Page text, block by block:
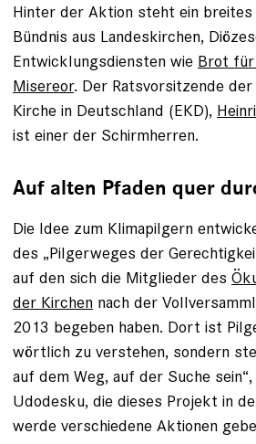
Hinter der Aktion steht ein breites
Bündnis aus Landeskirchen,
Entwicklungsdiensten wie Brot
Misereor. Der Ratsvorsitzende der
Kirche in Deutschland (EKD),
ist einer der Schirmherren.
Auf alten Pfaden quer
Die Idee zum Klimapilgern
des „Pilgerweges der
auf den sich die Mitglieder des
der Kirchen nach der
2013 begeben haben. Dort ist
wörtlich zu verstehen, sondern
auf dem Weg, auf der Suche
Udodesku, die dieses Projekt in
werde verschiedene Aktionen